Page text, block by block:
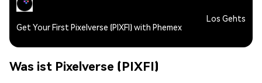
Get Your First Pixelverse (PIXFI) with Phemex
Los Gehts
Was ist Pixelverse (PIXFI)